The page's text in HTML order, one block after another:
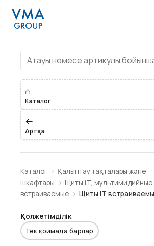
Щиты IT
⌂
Каталог
←
Артқа
Каталог
Қалыптау тақталары және
шкафтары
Щиты IT, мультимидийные
встраиваемые
Щиты IT
Қолжетімділік
Тек қоймада барлар